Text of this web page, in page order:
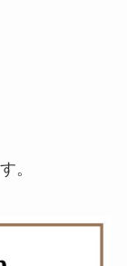
。